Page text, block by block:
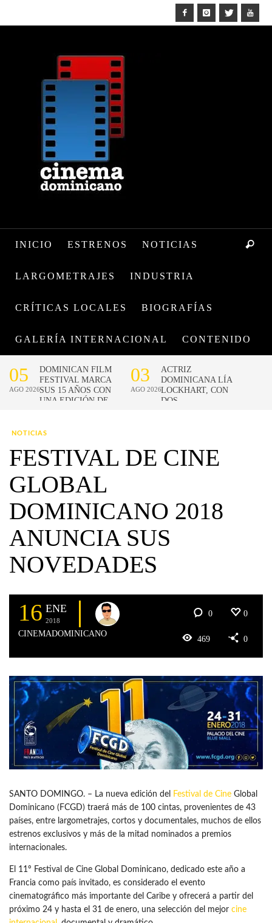
INICIO ESTRENOS NOTICIAS
LARGOMETRAJES INDUSTRIA
CRÍTICAS LOCALES BIOGRAFÍAS
GALERÍA INTERNACIONAL CONTENIDO
NOTICIAS
FESTIVAL DE CINE
GLOBAL
DOMINICANO 2018
ANUNCIA SUS
NOVEDADES
16 ENE
2018
CINEMADOMINICANO
0 0
469 0
SANTO DOMINGO. – La nueva edición del Festival de Cine Global
Dominicano (FCGD) traerá más de 100 cintas, provenientes de 43
países, entre largometrajes, cortos y documentales, muchos de ellos
estrenos exclusivos y más de la mitad nominados a premios
internacionales.
El 11º Festival de Cine Global Dominicano, dedicado este año a
Francia como país invitado, es considerado el evento
cinematográfico más importante del Caribe y ofrecerá a partir del
próximo 24 y hasta el 31 de enero, una selección del mejor cine